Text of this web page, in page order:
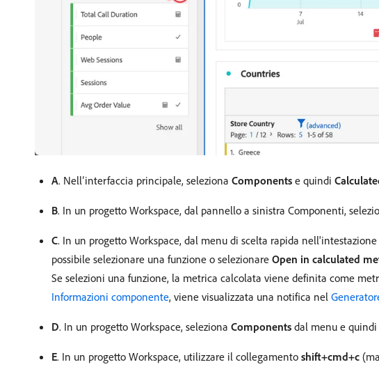
A. Nell’interfaccia principale, seleziona Components e quindi
B. In un progetto Workspace, dal pannello a sinistra Componenti,
C. In un progetto Workspace, dal menu di scelta rapida
possibile selezionare una funzione o selezionare Open in calculated
Se selezioni una funzione, la metrica calcolata viene definita come
Informazioni componente, viene visualizzata una notifica nel
D. In un progetto Workspace, seleziona Components dal menu e quindi
E. In un progetto Workspace, utilizzare il collegamento shift+cmd+c